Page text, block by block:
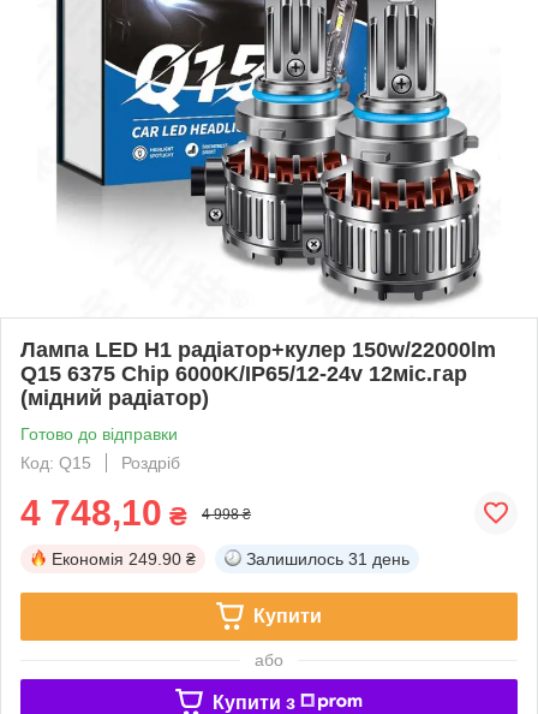
Лампа LED H1 радіатор+кулер 150w/22000lm
Q15 6375 Chip 6000K/IP65/12-24v 12міс.гар
(мідний радіатор)
Готово до відправки
Код: Q15
Роздріб
4 748,10 ₴ 4 998 ₴
Економія 249.90 ₴ Залишилось 31 день
Купити
або
Купити з